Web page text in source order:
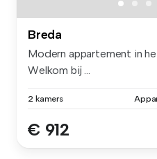
Breda
Modern appartement in
Welkom bij ...
2 kamers
€ 912